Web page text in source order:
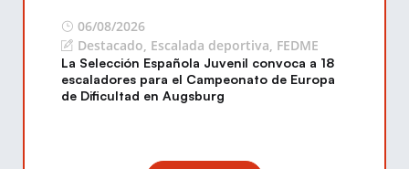
06/08/2026
Destacado Escalada deportiva FEDME
La Selección Española Juvenil convoca a 18
escaladores para el Campeonato de Europa
de Dificultad en Augsburg